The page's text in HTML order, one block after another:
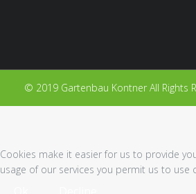
© 2019 Gartenbau Kontner All Rights
Cookies make it easier for us to provide
usage of our services you permit us to use